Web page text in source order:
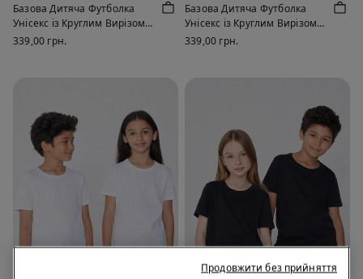
Базова Дитяча Футболка
Унісекс із Круглим Вирізом
зі 100% Бавовни
339,00 грн.
Базова Дитяча Футболка
Унісекс із Круглим Вирізом
зі 100% Бавовни
339,00 грн.
Продовжити без прийняття